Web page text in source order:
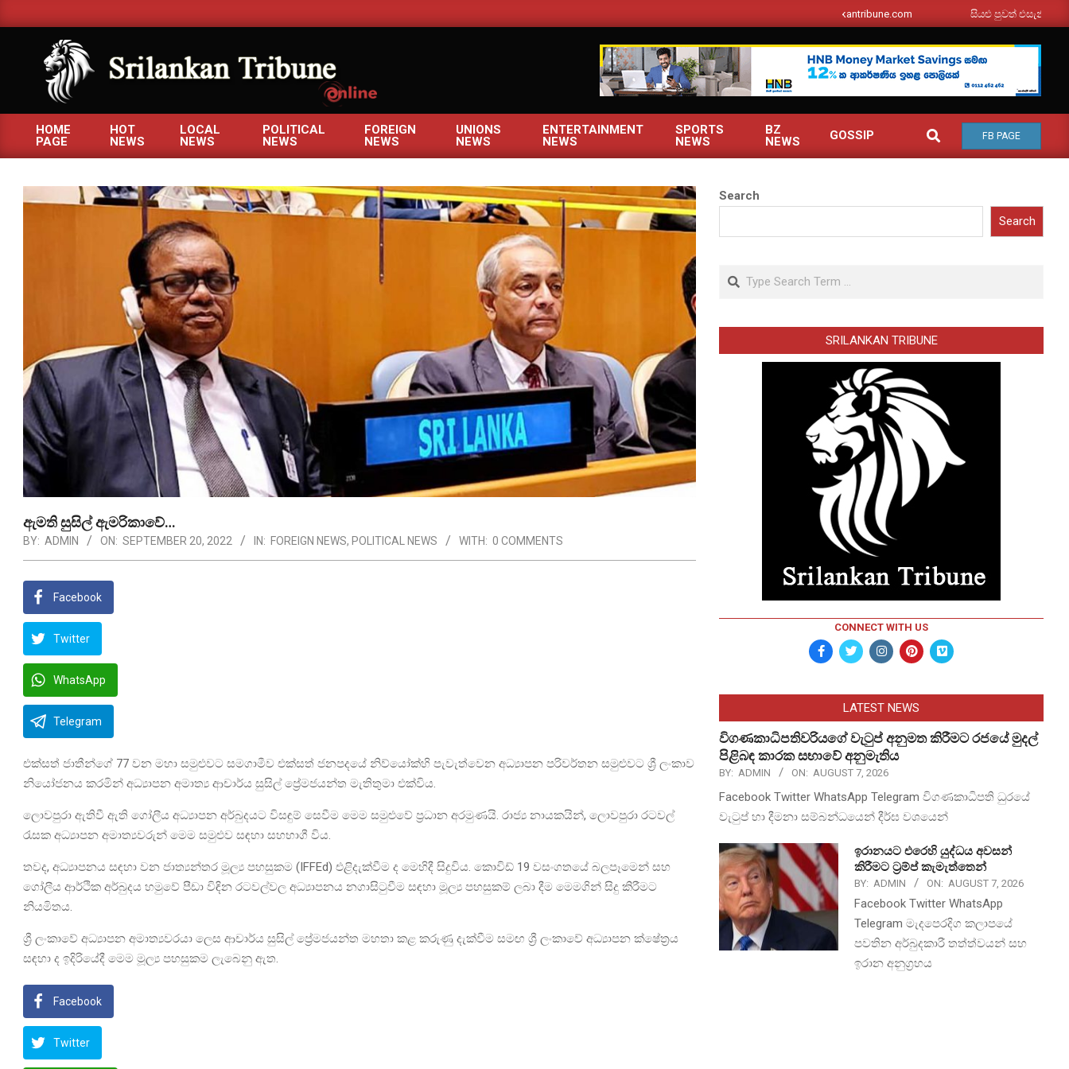
to
srilankantribune.com සියළු පුවත් එසැනින් ඔබ වෙත
SRILANKANTRIBUNE.COM
Primary
Menu
HOME
PAGE
HOT
NEWS
LOCAL
NEWS
POLITICAL
NEWS
FOREIGN
NEWS
UNIONS
NEWS
ENTERTAINMENT
NEWS
SPORTS
NEWS
BZ
NEWS
GOSSIP SEARCH
FB PAGE
ඇමති සුසිල් ඇමරිකාවේ…
BY: ADMIN ON: SEPTEMBER 20, 2022 IN: FOREIGN NEWS, POLITICAL NEWS WITH: 0 COMMENTS
Facebook
Twitter
WhatsApp
Telegram
එක්සත් ජාතීන්ගේ 77 වන මහා සමුළුවට සමගාමීව එක්සත් ජනපදයේ නිව්යෝක්හි පැවැත්වෙන අධ්‍යාපන පරිවර්තන සමුළුවට ශ්‍රී ලංකාව
නියෝජනය කරමින් අධ්‍යාපන අමාත්‍ය ආචාර්ය සුසිල් ප්‍රේමජයන්ත මැතිතුමා එක්විය.
ලොවපුරා ඇතිවී ඇති ගෝලීය අධ්‍යාපන අර්බුදයට විසඳුම් සෙවීම මෙම සමුළුවේ ප්‍රධාන අරමුණයි. රාජ්‍ය නායකයින්, ලොවපුරා රටවල්
රැසක අධ්‍යාපන අමාත්‍යවරුන් මෙම සමුළුව සඳහා සහභාගී විය.
තවද, අධ්‍යාපනය සඳහා වන ජාත්‍යන්තර මූල්‍ය පහසුකම (IFFEd) එළිදැක්වීම ද මෙහිදී සිදුවිය. කොවිඩ් 19 වසංගතයේ බලපෑමෙන් සහ
ගෝලීය ආර්ථික අර්බුදය හමුවේ පීඩා විඳින රටවල්වල අධ්‍යාපනය නගාසිටුවීම සඳහා මූල්‍ය පහසුකම් ලබා දීම මෙමගින් සිදු කිරීමට
නියමිතය.
ශ්‍රී ලංකාවේ අධ්‍යාපන අමාත්‍යවරයා ලෙස ආචාර්ය සුසිල් ප්‍රේමජයන්ත මහතා කළ කරුණු දැක්වීම සමඟ ශ්‍රී ලංකාවේ අධ්‍යාපන ක්ෂේත්‍රය
සඳහා ද ඉදිරියේදී මෙම මූල්‍ය පහසුකම ලැබෙනු ඇත.
Facebook
Twitter
Search
Search
Search
SRILANKAN TRIBUNE
CONNECT WITH US
LATEST NEWS
විගණකාධිපතිවරියගේ වැටුප් අනුමත කිරීමට රජයේ මුදල්
පිළිබඳ කාරක සභාවේ අනුමැතිය
BY: ADMIN ON: AUGUST 7, 2026
Facebook Twitter WhatsApp Telegram විගණකාධිපති ධුරයේ
වැටුප් හා දීමනා සම්බන්ධයෙන් දීර්ඝ වශයෙන්
ඉරානයට එරෙහි යුද්ධය අවසන්
කිරීමට ට්‍රම්ප් කැමැත්තෙන්
BY: ADMIN ON: AUGUST 7, 2026
Facebook Twitter WhatsApp
Telegram මැදපෙරදිග කලාපයේ
පවතින අර්බුදකාරී තත්ත්වයන් සහ
ඉරාන අනුග්‍රහය